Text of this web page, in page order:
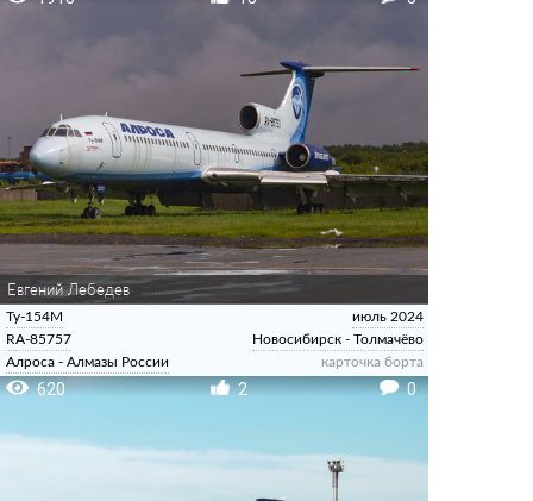
Евгений Лебедев
Ту-154М
RA-85757
Алроса - Алмазы России
июль 2024
Новосибирск - Толмачёво
карточка борта
620 2 0